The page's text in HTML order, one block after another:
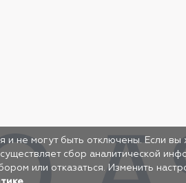
и не могут быть отключены. Если вы
сбор аналитической
или отказаться. Изменить